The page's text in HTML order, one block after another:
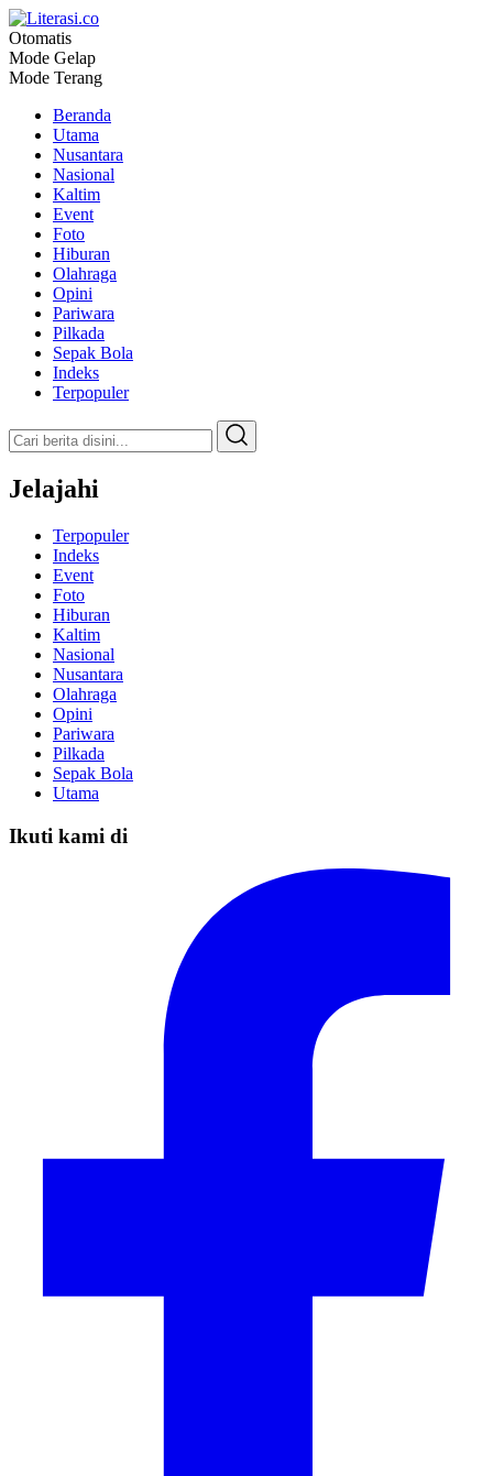
Literasi.co
Pilar Informasi
Otomatis
Mode Gelap
Mode Terang
Beranda
Utama
Nusantara
Nasional
Kaltim
Event
Foto
Hiburan
Olahraga
Opini
Pariwara
Pilkada
Sepak Bola
Indeks
Terpopuler
Jelajahi
Terpopuler
Indeks
Event
Foto
Hiburan
Kaltim
Nasional
Nusantara
Olahraga
Opini
Pariwara
Pilkada
Sepak Bola
Utama
Ikuti kami di